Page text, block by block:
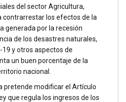
del sector Agricultura,
contrarrestar los efectos de la
generada por la recesión
de los desastres naturales,
19 y otros aspectos de
un buen porcentaje de la
nacional.
pretende modificar el Artículo
que regula los ingresos de los